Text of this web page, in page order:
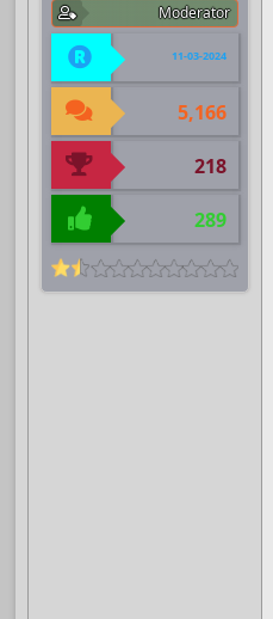
Moderator
11-03-2024
5,166
218
289